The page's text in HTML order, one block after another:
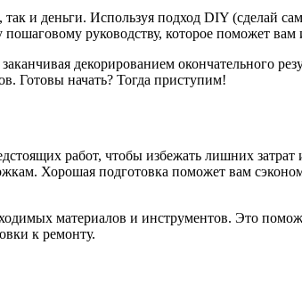
и деньги. Используя подход DIY (сделай
руководству, которое поможет
декорированием окончательного
Готовы начать? Тогда приступим!
работ, чтобы избежать лишних
Хорошая подготовка поможет вам
материалов и инструментов. Это
к ремонту.